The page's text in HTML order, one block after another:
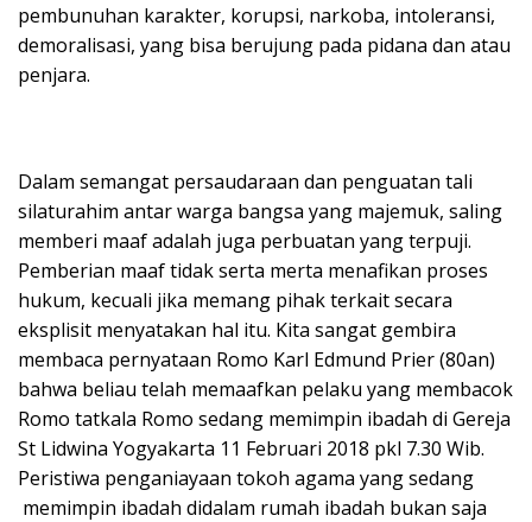
pembunuhan karakter, korupsi, narkoba, intoleransi,
demoralisasi, yang bisa berujung pada pidana dan atau
penjara.
Dalam semangat persaudaraan dan penguatan tali
silaturahim antar warga bangsa yang majemuk, saling
memberi maaf adalah juga perbuatan yang terpuji.
Pemberian maaf tidak serta merta menafikan proses
hukum, kecuali jika memang pihak terkait secara
eksplisit menyatakan hal itu. Kita sangat gembira
membaca pernyataan Romo Karl Edmund Prier (80an)
bahwa beliau telah memaafkan pelaku yang membacok
Romo tatkala Romo sedang memimpin ibadah di Gereja
St Lidwina Yogyakarta 11 Februari 2018 pkl 7.30 Wib.
Peristiwa penganiayaan tokoh agama yang sedang
memimpin ibadah didalam rumah ibadah bukan saja